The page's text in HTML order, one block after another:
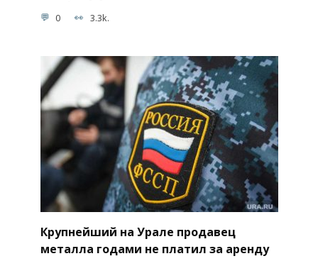
0 3.3k.
Крупнейший на Урале продавец
металла годами не платил за аренду